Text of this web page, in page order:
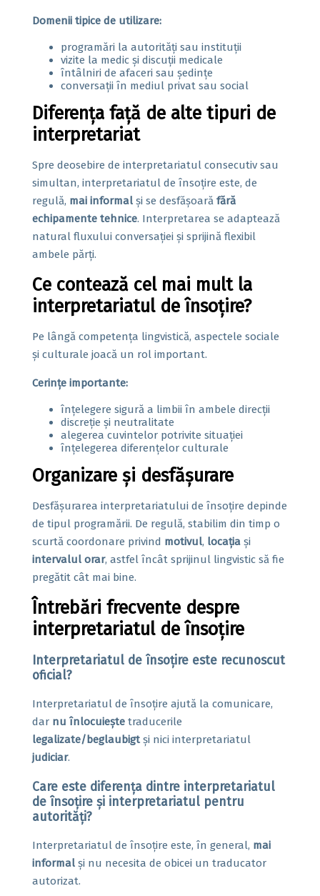
Domenii tipice de utilizare:
programări la autorități sau instituții
vizite la medic și discuții medicale
întâlniri de afaceri sau ședințe
conversații în mediul privat sau social
Diferența față de alte tipuri de
interpretariat
Spre deosebire de interpretariatul consecutiv sau
simultan, interpretariatul de însoțire este, de
regulă, mai informal și se desfășoară fără
echipamente tehnice. Interpretarea se adaptează
natural fluxului conversației și sprijină flexibil
ambele părți.
Ce contează cel mai mult la
interpretariatul de însoțire?
Pe lângă competența lingvistică, aspectele sociale
și culturale joacă un rol important.
Cerințe importante:
înțelegere sigură a limbii în ambele direcții
discreție și neutralitate
alegerea cuvintelor potrivite situației
înțelegerea diferențelor culturale
Organizare și desfășurare
Desfășurarea interpretariatului de însoțire depinde
de tipul programării. De regulă, stabilim din timp o
scurtă coordonare privind motivul, locația și
intervalul orar, astfel încât sprijinul lingvistic să fie
pregătit cât mai bine.
Întrebări frecvente despre
interpretariatul de însoțire
Interpretariatul de însoțire este recunoscut
oficial?
Interpretariatul de însoțire ajută la comunicare,
dar nu înlocuiește traducerile
legalizate/beglaubigtși nici interpretariatul
judiciar.
Care este diferența dintre interpretariatul
de însoțire și interpretariatul pentru
autorități?
Interpretariatul de însoțire este, în general, mai
informal și nu necesita de obicei un traducator
autorizat.